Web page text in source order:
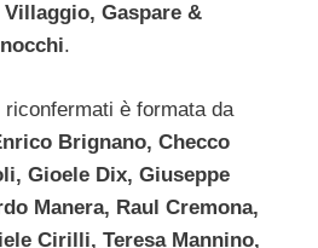
Villaggio, Gaspare &
.
è formata da
Brignano, Checco
Gioele Dix, Giuseppe
Manera, Raul Cremona,
Cirilli, Teresa Mannino,